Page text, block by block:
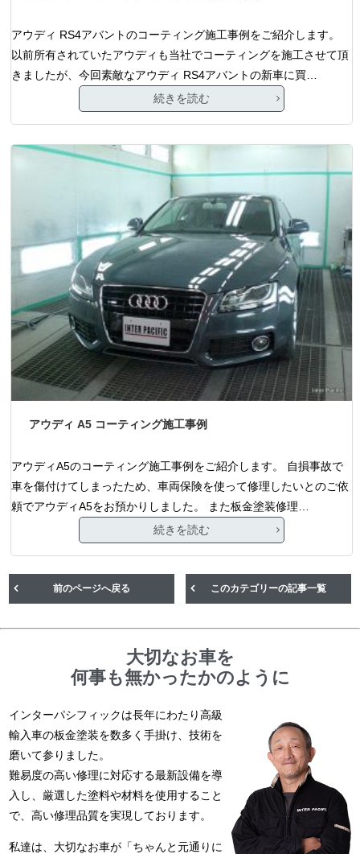
アウディ RS4アバントのコーティング施工事例をご紹介します。
以前所有されていたアウディも当社でコーティングを施工させて頂
きましたが、今回素敵なアウディ RS4アバントの新車に買…
続きを読む
アウディ A5 コーティング施工事例
アウディA5のコーティング施工事例をご紹介します。 自損事故で
車を傷付けてしまったため、車両保険を使って修理したいとのご依
頼でアウディA5をお預かりしました。 また板金塗装修理…
続きを読む
前のページへ戻る このカテゴリーの記事一覧
大切なお車を
何事も無かったかのように
インターパシフィックは長年にわたり高級
輸入車の板金塗装を数多く手掛け、技術を
磨いて参りました。
難易度の高い修理に対応する最新設備を導
入し、厳選した塗料や材料を使用すること
で、高い修理品質を実現しております。
私達は、大切なお車が「ちゃんと元通りに